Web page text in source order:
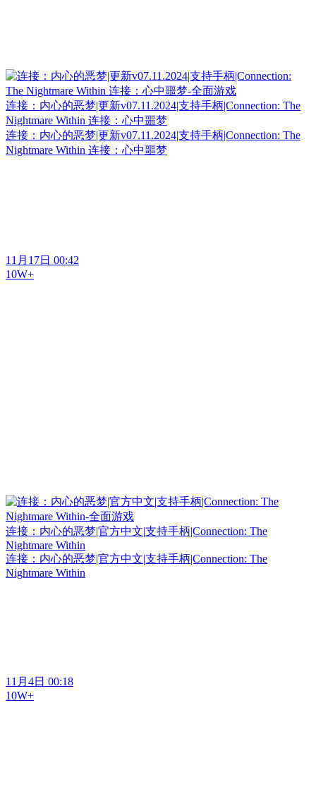
连接：内心的恶梦|更新v07.11.2024|支持手柄|Connection: The
Nightmare Within 连接：心中噩梦
连接：内心的恶梦|更新v07.11.2024|支持手柄|Connection: The
Nightmare Within 连接：心中噩梦
11月17日 00:42
10W+
连接：内心的恶梦|官方中文|支持手柄|Connection: The
Nightmare Within
连接：内心的恶梦|官方中文|支持手柄|Connection: The
Nightmare Within
11月4日 00:18
10W+